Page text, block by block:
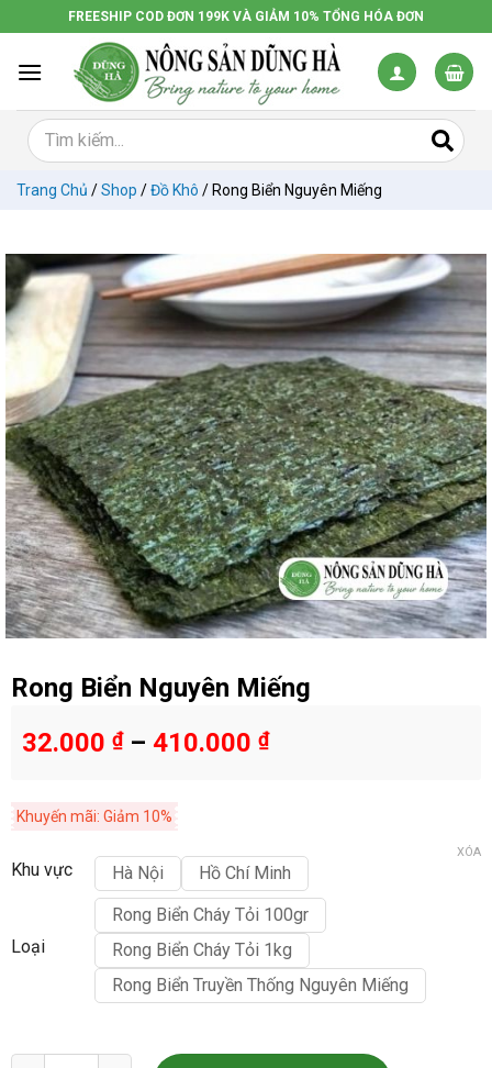
đến
dung
FREESHIP COD ĐƠN 199K VÀ GIẢM 10% TỔNG HÓA ĐƠN
Trang Chủ /Shop /Đồ Khô / Rong Biển Nguyên Miếng
Rong Biển Nguyên Miếng
32.000 ₫– 410.000 ₫
Khuyến mãi: Giảm 10%
Khu vực Hà Nội Hồ Chí Minh
Loại
Rong Biển Cháy Tỏi 100gr
Rong Biển Cháy Tỏi 1kg
Rong Biển Truyền Thống Nguyên Miếng
XÓA
Rong Biển Nguyên Miếng số lượng